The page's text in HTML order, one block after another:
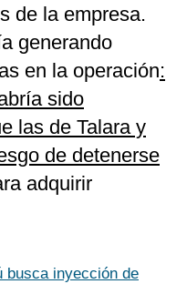
de la empresa.
generando
en la operación:
sido
las de Talara y
de detenerse
adquirir
busca inyección de